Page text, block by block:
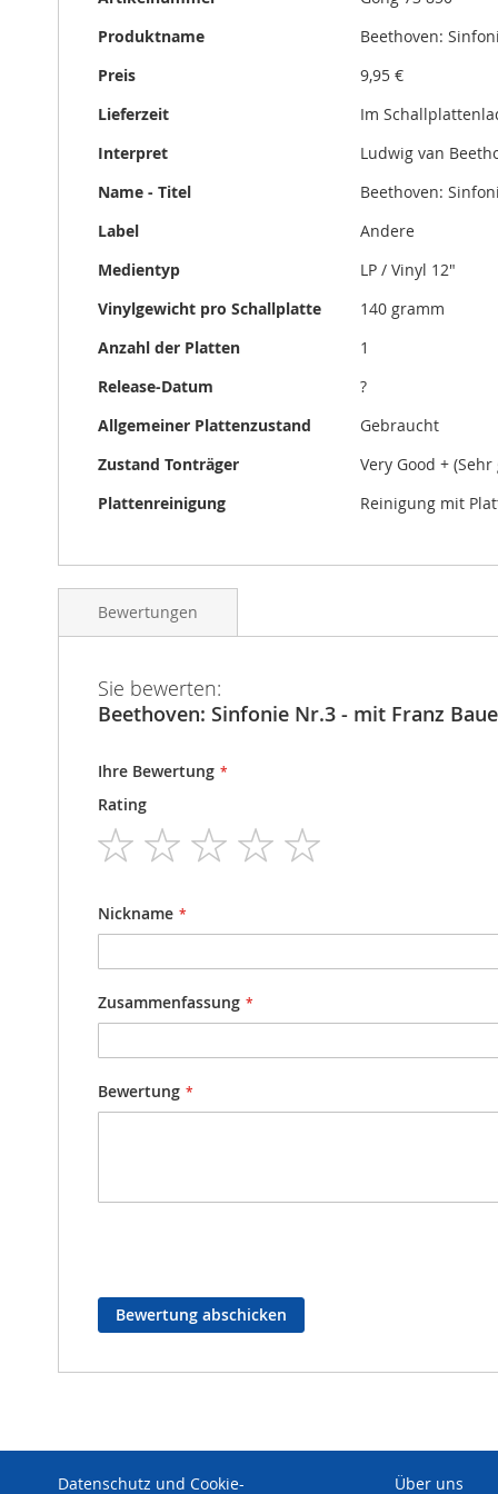
Produktname
Beethoven:
Preis
9,95 €
Lieferzeit
Im
Interpret
Ludwig van
Name - Titel
Beethoven:
Label
Andere
Medientyp
LP / Vinyl 12"
Vinylgewicht pro Schallplatte
140 gramm
Anzahl der Platten
1
Release-Datum
?
Allgemeiner Plattenzustand
Gebraucht
Zustand Tonträger
Very Good + (Sehr
Plattenreinigung
Reinigung mit
Bewertungen
Sie bewerten:
Beethoven: Sinfonie Nr.3 - mit Franz
Ihre Bewertung
Rating
1
star
2
stars
3
stars
4
stars
Nickname
Zusammenfassung
Bewertung
Bewertung abschicken
Datenschutz und Cookie- Über uns